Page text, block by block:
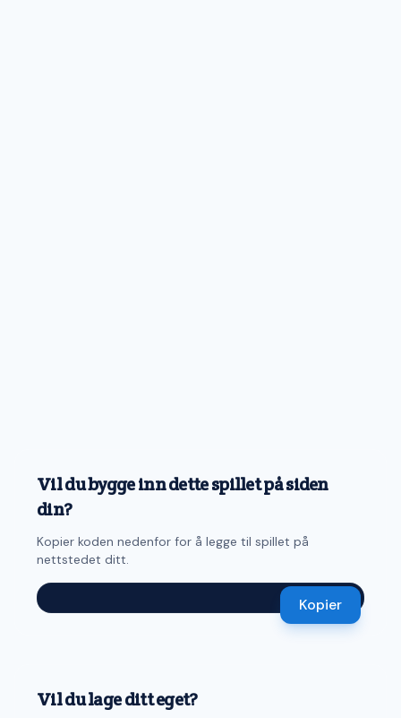
Vil du bygge inn dette spillet på siden
din?
Kopier koden nedenfor for å legge til spillet på
nettstedet ditt.
Kopier
Vil du lage ditt eget?